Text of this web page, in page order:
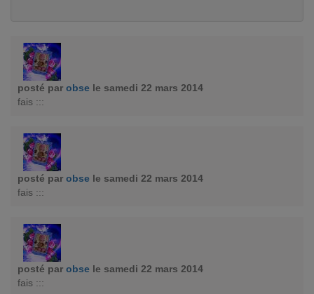
posté par obse le samedi 22 mars 2014
fais :::
posté par obse le samedi 22 mars 2014
fais :::
posté par obse le samedi 22 mars 2014
fais :::